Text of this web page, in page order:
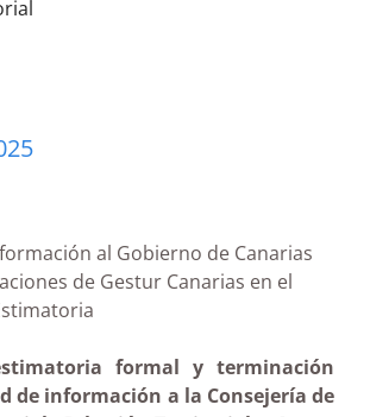
al Gobierno de Canarias
de Gestur Canarias en el
formal y terminación
de información a la Consejería de